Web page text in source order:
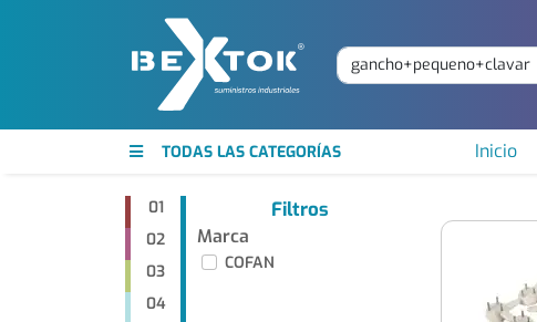
TODAS LAS CATEGORÍAS Inicio
01
02
03
04
Filtros
Marca
COFAN